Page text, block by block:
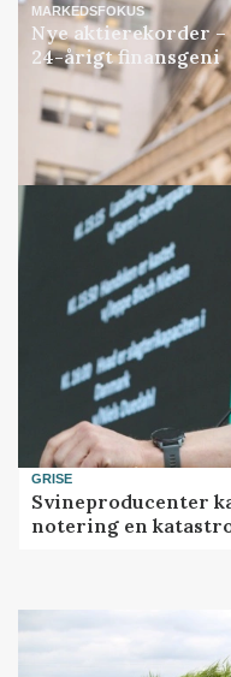
MARKEDSFOKUS
Nye aktierekorder
24-årigt finansgeni
GRISE
Svineproducenter
notering en